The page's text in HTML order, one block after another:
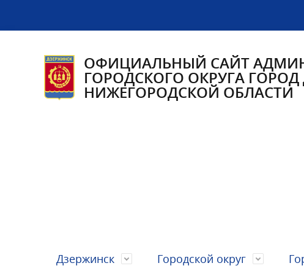
ОФИЦИАЛЬНЫЙ САЙТ
ГОРОДСКОГО ОКРУГА
НИЖЕГОРОДСКОЙ ОБЛАСТИ
Дзержинск Городской округ